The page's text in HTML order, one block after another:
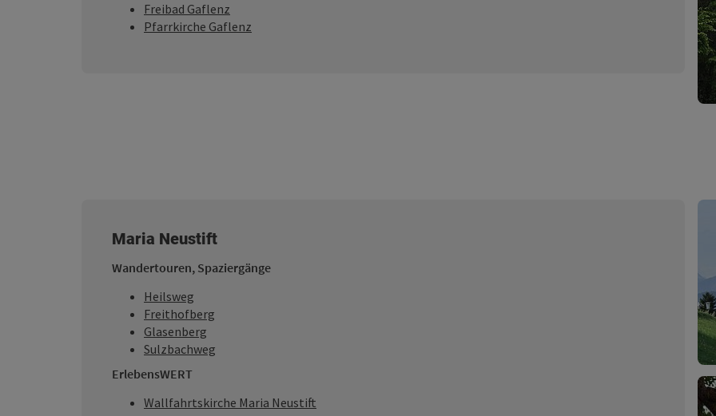
Freibad Gaflenz
Pfarrkirche Gaflenz
Maria Neustift
Wandertouren, Spaziergänge
Heilsweg
Freithofberg
Glasenberg
Sulzbachweg
ErlebensWERT
Wallfahrtskirche Maria Neustift